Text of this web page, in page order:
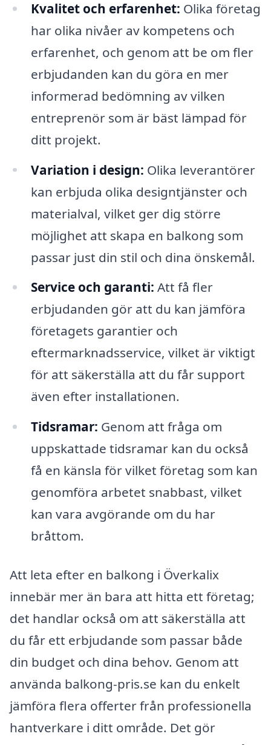
Kvalitet och erfarenhet: Olika företag
har olika nivåer av kompetens och
erfarenhet, och genom att be om fler
erbjudanden kan du göra en mer
informerad bedömning av vilken
entreprenör som är bäst lämpad för
ditt projekt.
Variation i design: Olika leverantörer
kan erbjuda olika designtjänster och
materialval, vilket ger dig större
möjlighet att skapa en balkong som
passar just din stil och dina önskemål.
Service och garanti: Att få fler
erbjudanden gör att du kan jämföra
företagets garantier och
eftermarknadsservice, vilket är viktigt
för att säkerställa att du får support
även efter installationen.
Tidsramar: Genom att fråga om
uppskattade tidsramar kan du också
få en känsla för vilket företag som kan
genomföra arbetet snabbast, vilket
kan vara avgörande om du har
bråttom.
Att leta efter en balkong i Överkalix
innebär mer än bara att hitta ett företag;
det handlar också om att säkerställa att
du får ett erbjudande som passar både
din budget och dina behov. Genom att
använda balkong-pris.se kan du enkelt
jämföra flera offerter från professionella
hantverkare i ditt område. Det gör